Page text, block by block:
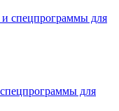
для